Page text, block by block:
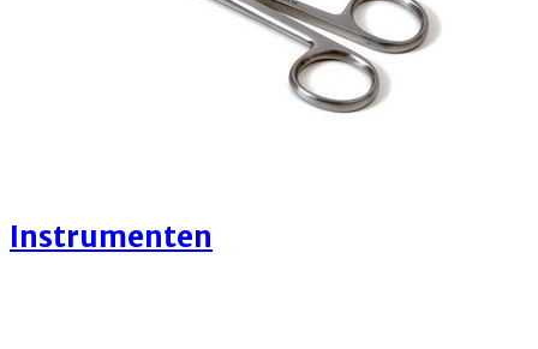
Instrumenten